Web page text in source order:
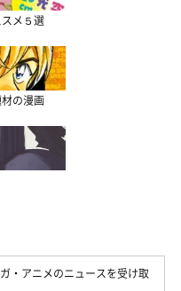
メ５選
の漫画
・アニメのニュースを受け取